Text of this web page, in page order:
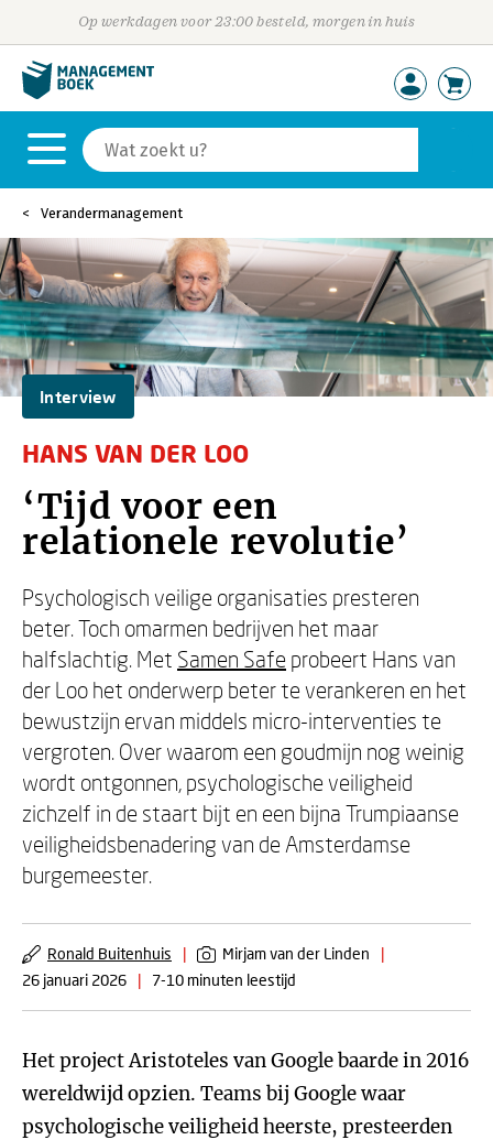
Op werkdagen voor 23:00 besteld, morgen in huis
Verandermanagement
Interview
HANS VAN DER LOO
‘Tijd voor een
relationele revolutie’
Psychologisch veilige organisaties presteren
beter. Toch omarmen bedrijven het maar
halfslachtig. Met Samen Safe probeert Hans van
der Loo het onderwerp beter te verankeren en het
bewustzijn ervan middels micro-interventies te
vergroten. Over waarom een goudmijn nog weinig
wordt ontgonnen, psychologische veiligheid
zichzelf in de staart bijt en een bijna Trumpiaanse
veiligheidsbenadering van de Amsterdamse
burgemeester.
Ronald Buitenhuis | Mirjam van der Linden
|
26 januari 2026
| 7-10 minuten leestijd
Het project Aristoteles van Google baarde in 2016
wereldwijd opzien. Teams bij Google waar
psychologische veiligheid heerste, presteerden